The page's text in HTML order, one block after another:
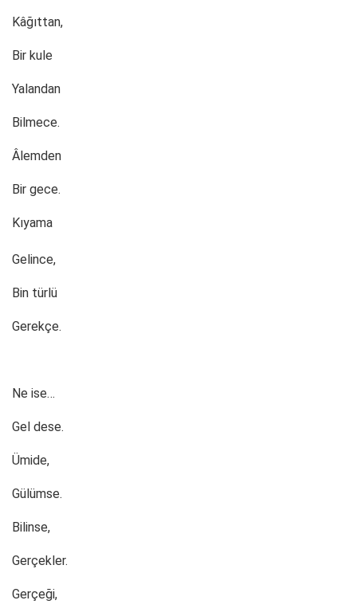
Kâğıttan,
Bir kule
Yalandan
Bilmece.
Âlemden
Bir gece.
Kıyama
Gelince,
Bin türlü
Gerekçe.
Ne ise…
Gel dese.
Ümide,
Gülümse.
Bilinse,
Gerçekler.
Gerçeği,